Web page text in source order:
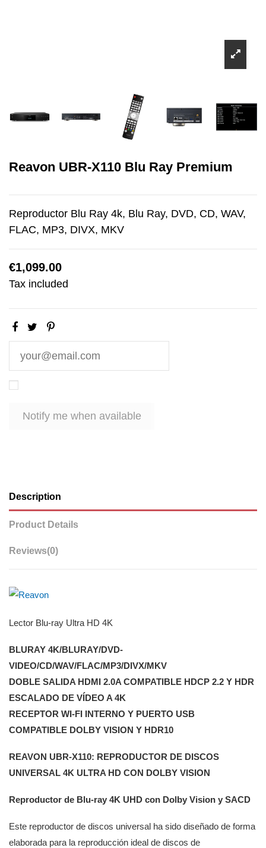
Reavon UBR-X110 Blu Ray Premium
Reproductor Blu Ray 4k, Blu Ray, DVD, CD, WAV,
FLAC, MP3, DIVX, MKV
€1,099.00
Tax included
Description
Product Details
Reviews(0)
Lector Blu-ray Ultra HD 4K
BLURAY 4K/BLURAY/DVD-
VIDEO/CD/WAV/FLAC/MP3/DIVX/MKV
DOBLE SALIDA HDMI 2.0A COMPATIBLE HDCP 2.2 Y HDR
ESCALADO DE VÍDEO A 4K
RECEPTOR WI-FI INTERNO Y PUERTO USB
COMPATIBLE DOLBY VISION Y HDR10
REAVON UBR-X110: REPRODUCTOR DE DISCOS
UNIVERSAL 4K ULTRA HD CON DOLBY VISION
Reproductor de Blu-ray 4K UHD con Dolby Vision y SACD
Este reproductor de discos universal ha sido diseñado de forma
elaborada para la reproducción ideal de discos de